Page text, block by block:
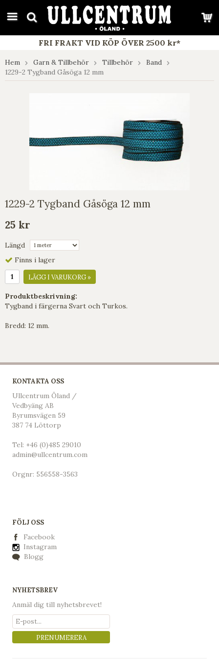
google-site-verification: google7e4b1026db5d9f32.html
FRI FRAKT VID KÖP ÖVER 2500 kr*
Hem Garn & Tillbehör Tillbehör
Band
1229-2 Tygband Gåsöga 12 mm
1229-2 Tygband Gåsöga 12 mm
25 kr
Längd
Finns i lager
LÄGG I VARUKORG »
Produktbeskrivning:
Tygband i färgerna Svart och Turkos.
Bredd: 12 mm.
KONTAKTA OSS
Ullcentrum Öland /
Vedbyäng AB
Byrumsvägen 59
387 74 Löttorp
Tel: +46 (0)485 29010
admin@ullcentrum.com
Orgnr: 556558-3563
FÖLJ OSS
Facebook
Instagram
Blogg
NYHETSBREV
Anmäl dig till nyhetsbrevet!
PRENUMERERA